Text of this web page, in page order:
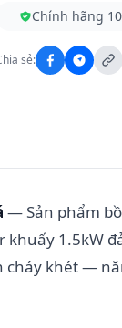
Chính hãng
sẻ:
— Sản phẩm
1.5kW
cháy khét —